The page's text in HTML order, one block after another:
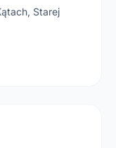
Starej